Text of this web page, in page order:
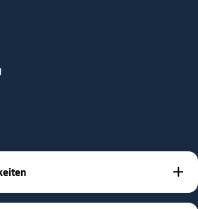
oderStudienkreditengibt es viele